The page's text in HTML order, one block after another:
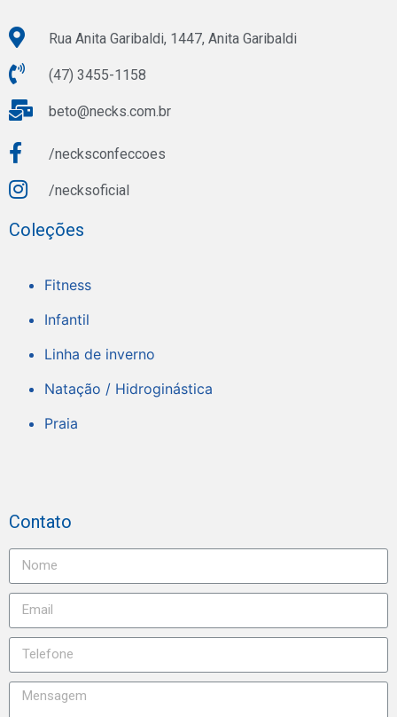
Rua Anita Garibaldi, 1447, Anita Garibaldi
(47) 3455-1158
beto@necks.com.br
/necksconfeccoes
/necksoficial
Coleções
Fitness
Infantil
Linha de inverno
Natação / Hidroginástica
Praia
Contato